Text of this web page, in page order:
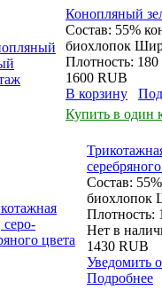
Конопляный
Состав: 55%
биохлопок
Плотность: 180
1600 RUB
В корзину
Купить в один
Состав:
биохлопок
Плотность:
Нет в
1430 RUB
Уведомить
Подробнее